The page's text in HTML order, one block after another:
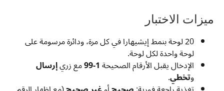
ميزات الاختبار
20 لوحة بنمط إيشيهارا في كل مرة، ودائرة مرسومة على
لوحة واحدة لكل لوحة.
الإدخال يقبل الأرقام الصحيحة1-99 مع زريإرسال
وتخطي.